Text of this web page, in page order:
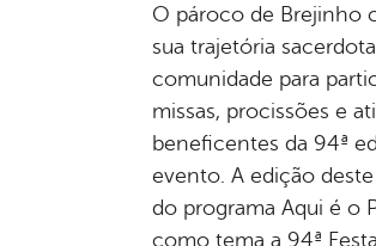
O pároco de Brejinho
sua trajetória
comunidade para
missas, procissões e
beneficentes da 94ª
evento. A edição deste
do programa Aqui é o
como tema a 94ª